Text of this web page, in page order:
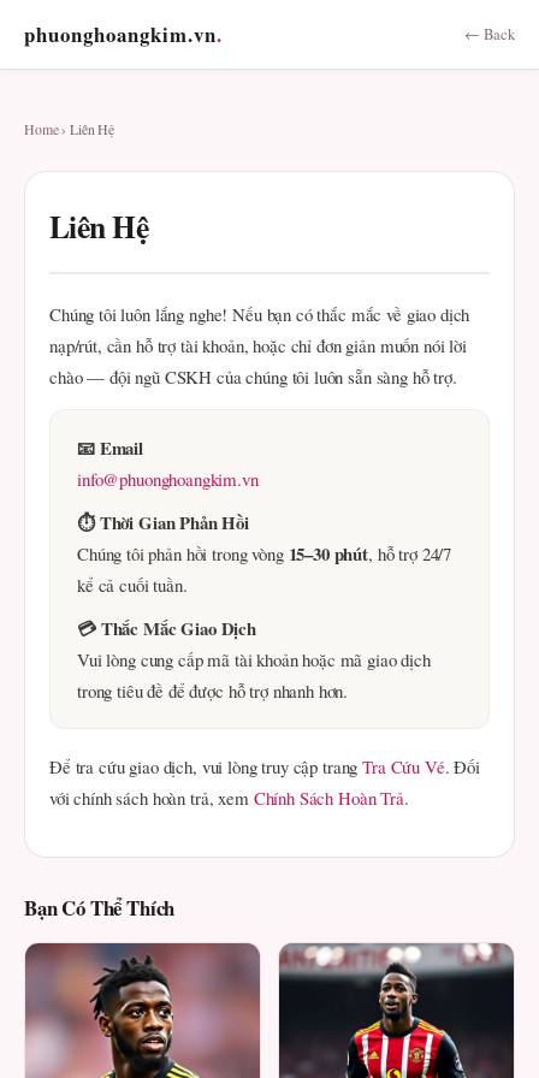
phuonghoangkim.vn. ← Back
Home› Liên Hệ
Liên Hệ
Chúng tôi luôn lắng nghe! Nếu bạn có thắc mắc về giao dịch
nạp/rút, cần hỗ trợ tài khoản, hoặc chỉ đơn giản muốn nói lời
chào — đội ngũ CSKH của chúng tôi luôn sẵn sàng hỗ trợ.
📧 Email
info@phuonghoangkim.vn
⏱ Thời Gian Phản Hồi
Chúng tôi phản hồi trong vòng 15–30 phút, hỗ trợ 24/7
kể cả cuối tuần.
💳 Thắc Mắc Giao Dịch
Vui lòng cung cấp mã tài khoản hoặc mã giao dịch
trong tiêu đề để được hỗ trợ nhanh hơn.
Để tra cứu giao dịch, vui lòng truy cập trangTra Cứu Vé. Đối
với chính sách hoàn trả, xem Chính Sách Hoàn Trả.
Bạn Có Thể Thích